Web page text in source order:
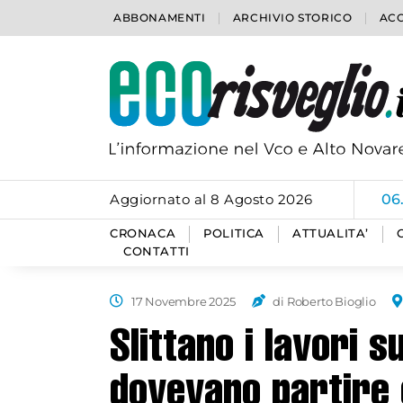
ABBONAMENTI ARCHIVIO STORICO
Aggiornato al 8 Agosto 2026
CRONACA POLITICA ATTUALITA’
CONTATTI
17 Novembre 2025 di Roberto Bioglio
Slittano i lavori